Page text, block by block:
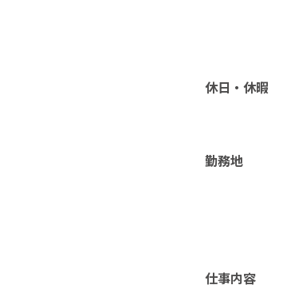
休日・休暇
勤務地
仕事内容